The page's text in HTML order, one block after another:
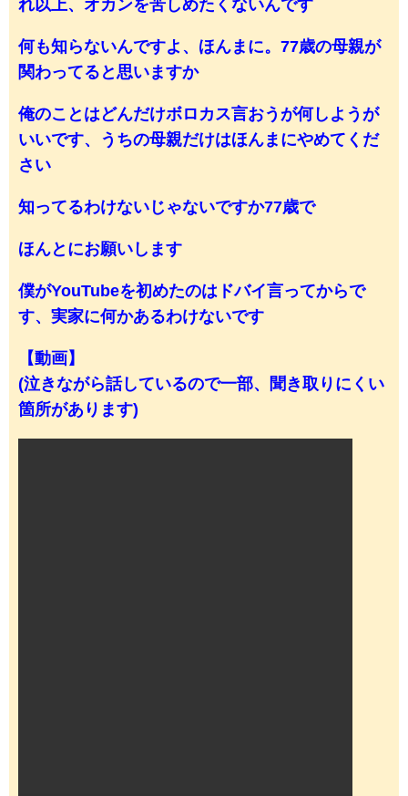
れ以上、オカンを苦しめたくないんです
何も知らないんですよ、ほんまに。77歳の母親が
関わってると思いますか
俺のことはどんだけボロカス言おうが何しようが
いいです、うちの母親だけはほんまにやめてくだ
さい
知ってるわけないじゃないですか77歳で
ほんとにお願いします
僕がYouTubeを初めたのはドバイ言ってからで
す、実家に何かあるわけないです
【動画】
(泣きながら話しているので一部、聞き取りにくい
箇所があります)